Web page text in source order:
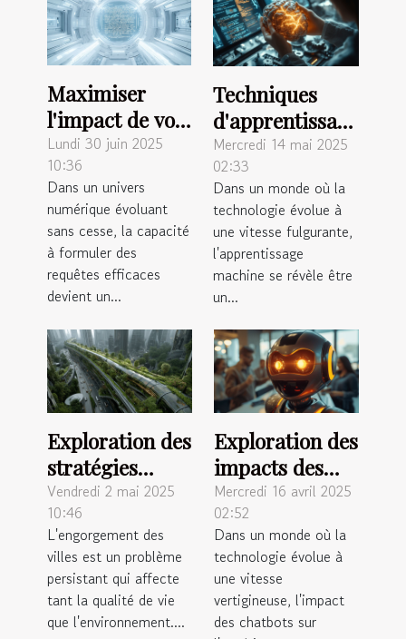
Maximiser
l'impact de vos
requêtes pour
des systèmes
de génération
de texte en
2025
Lundi 30 juin 2025
10:36
Dans un univers
numérique évoluant
sans cesse, la capacité
à formuler des
requêtes efficaces
devient un...
Techniques
d'apprentissage
machine pour
les débutants
comment elles
transforment
les industries
Mercredi 14 mai 2025
02:33
Dans un monde où la
technologie évolue à
une vitesse fulgurante,
l'apprentissage
machine se révèle être
un...
Exploration des
stratégies
urbaines pour
réduire les
embouteillages
Vendredi 2 mai 2025
10:46
L'engorgement des
villes est un problème
persistant qui affecte
tant la qualité de vie
que l'environnement....
Exploration des
impacts des
chatbots sur
l'expérience
client dans les
entreprises
Mercredi 16 avril 2025
02:52
Dans un monde où la
technologie évolue à
une vitesse
vertigineuse, l'impact
des chatbots sur